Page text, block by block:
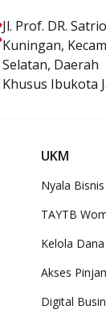
Jl. Prof. DR.
Kuningan,
Selatan, Daerah
Khusus Ibukota
UKM
Nyala Bisnis
TAYTB
Kelola
Akses
Digital